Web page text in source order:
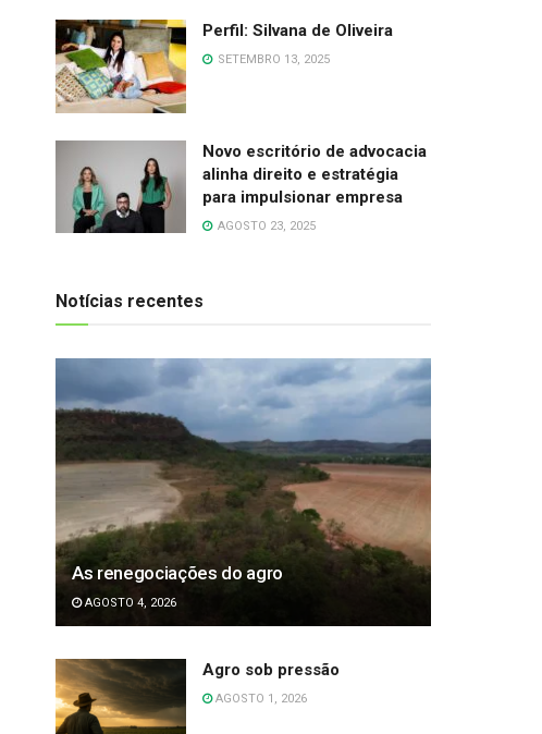
Perfil: Silvana de Oliveira
SETEMBRO 13, 2025
Novo escritório de advocacia
alinha direito e estratégia
para impulsionar empresa
AGOSTO 23, 2025
Notícias recentes
As renegociações do agro
AGOSTO 4, 2026
Agro sob pressão
AGOSTO 1, 2026